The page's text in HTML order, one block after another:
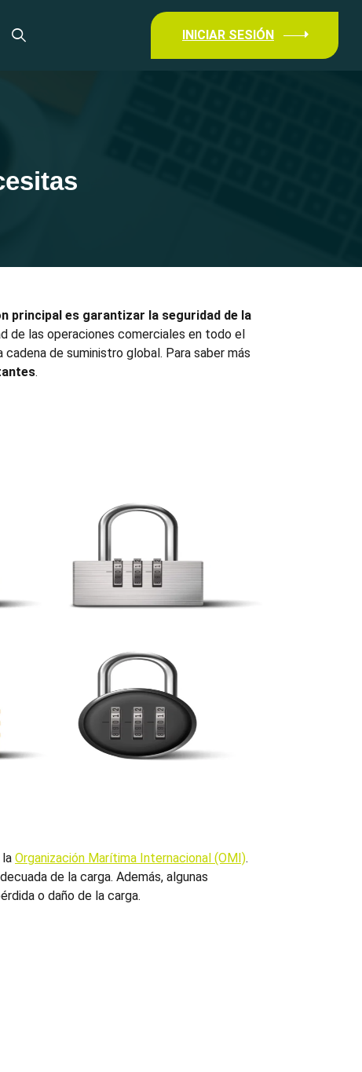
INICIAR SESIÓN
principal es garantizar la seguridad de la
de las operaciones comerciales en todo el
de suministro global. Para saber más
.
Organización Marítima Internacional (OMI).
de la carga. Además, algunas
o daño de la carga.